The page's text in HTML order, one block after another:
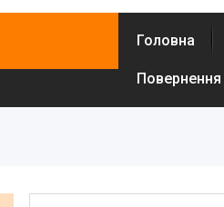
Головна
Повернення